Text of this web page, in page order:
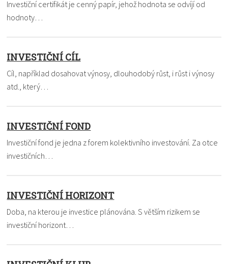
Investiční certifikát je cenný papír, jehož hodnota se odvíjí od
hodnoty…
INVESTIČNÍ CÍL
Cíl, například dosahovat výnosy, dlouhodobý růst, i růst i výnosy
atd., který…
INVESTIČNÍ FOND
Investiční fond je jedna z forem kolektivního investování. Za otce
investičních…
INVESTIČNÍ HORIZONT
Doba, na kterou je investice plánována. S větším rizikem se
investiční horizont…